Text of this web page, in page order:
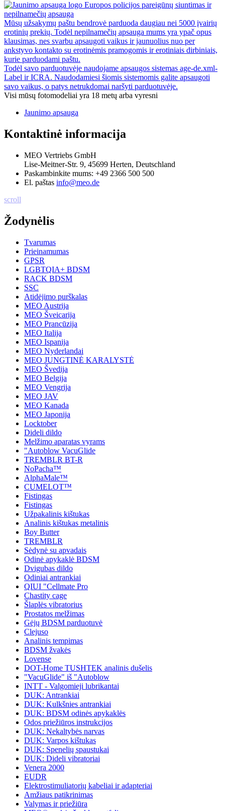
Europos policijos pareigūnų siuntimas ir
nepilnamečių apsauga
Mūsų užsakymų paštu bendrovė parduoda daugiau nei 5000 įvairių
erotinių prekių. Todėl nepilnamečių apsauga mums yra ypač opus
klausimas, nes svarbu apsaugoti vaikus ir jaunuolius nuo per
ankstyvo kontakto su erotinėmis pramogomis ir erotiniais dirbiniais,
kurie parduodami paštu.
Todėl savo parduotuvėje naudojame apsaugos sistemas age-de.xml-
Label ir ICRA. Naudodamiesi šiomis sistemomis galite apsaugoti
savo vaikus, o patys netrukdomai naršyti parduotuvėje.
Visi mūsų fotomodeliai yra 18 metų arba vyresni
Jaunimo apsauga
Kontaktinė informacija
MEO Vertriebs GmbH
Lise-Meitner-Str. 9, 45699 Herten, Deutschland
Paskambinkite mums: +49 2366 500 500
El. paštas info@meo.de
scroll
Žodynėlis
Tvarumas
Prieinamumas
GPSR
LGBTQIA+ BDSM
RACK BDSM
SSC
Atidėjimo purškalas
MEO Austrija
MEO Šveicarija
MEO Prancūzija
MEO Italija
MEO Ispanija
MEO Nyderlandai
MEO JUNGTINĖ KARALYSTĖ
MEO Švedija
MEO Belgija
MEO Vengrija
MEO JAV
MEO Kanada
MEO Japonija
Locktober
Dideli dildo
Melžimo aparatas vyrams
"Autoblow VacuGlide
TREMBLR BT-R
NoPacha™
AlphaMale™
CUMELOT™
Fistingas
Fistingas
Užpakalinis kištukas
Analinis kištukas metalinis
Boy Butter
TREMBLR
Sėdynė su apvadais
Odinė apykaklė BDSM
Dvigubas dildo
Odiniai antrankiai
QIUI "Cellmate Pro
Chastity cage
Šlaplės vibratorius
Prostatos melžimas
Gėjų BDSM parduotuvė
Clejuso
Analinis tempimas
BDSM žvakės
Lovense
DOT-Home TUSHTEK analinis dušelis
"VacuGlide" iš "Autoblow
INTT - Valgomieji lubrikantai
DUK: Antrankiai
DUK: Kulkšnies antrankiai
DUK: BDSM odinės apykaklės
Odos priežiūros instrukcijos
DUK: Nekaltybės narvas
DUK: Varpos kištukas
DUK: Spenelių spaustukai
DUK: Dideli vibratoriai
Venera 2000
EUDR
Elektrostimuliatorių kabeliai ir adapteriai
Amžiaus patikrinimas
Valymas ir priežiūra